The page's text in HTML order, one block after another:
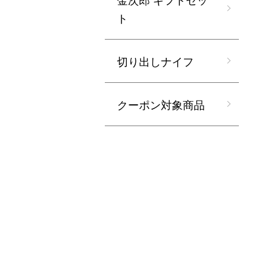
ト
切り出しナイフ
クーポン対象商品